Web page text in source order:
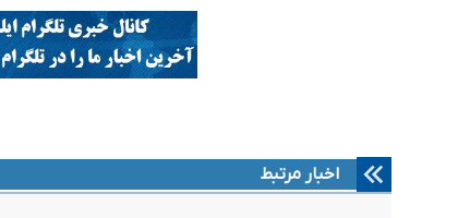
اخبار مرتبط